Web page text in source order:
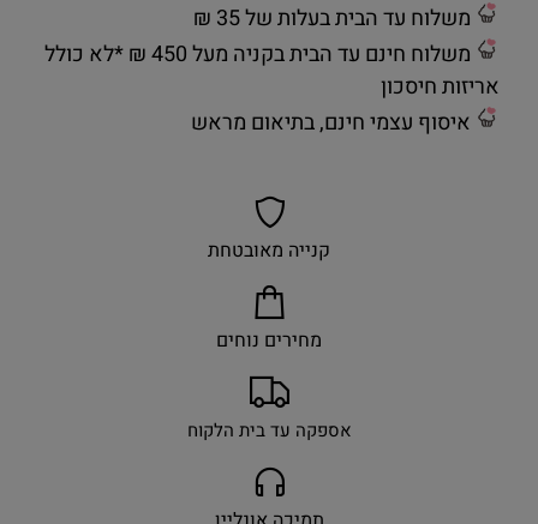
משלוח עד הבית בעלות של 35 ₪
משלוח חינם עד הבית בקניה מעל 450 ₪ *לא כולל
אריזות חיסכון
איסוף עצמי חינם, בתיאום מראש
קנייה מאובטחת
מחירים נוחים
אספקה עד בית הלקוח